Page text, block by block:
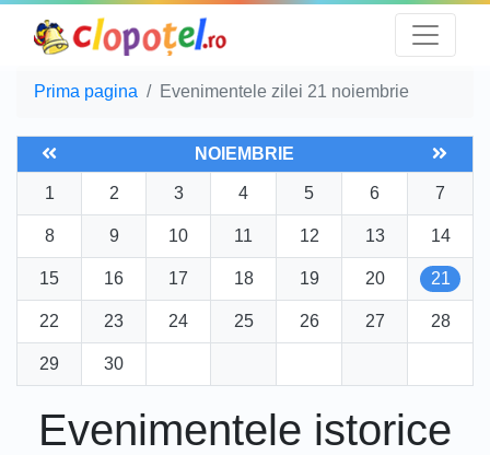
Prima pagina Evenimentele zilei 21 noiembrie
NOIEMBRIE
1 2 3 4 5 6 7
8 9 10 11 12 13 14
15 16 17 18 19 20 21
22 23 24 25 26 27 28
29 30
Evenimentele istorice